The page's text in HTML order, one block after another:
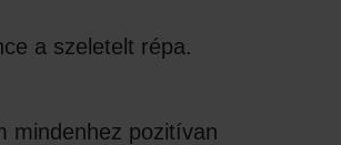
a szeletelt répa.
mindenhez pozitívan